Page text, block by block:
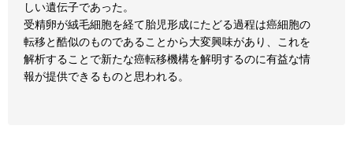
しい遺伝子であった。
受精卵が絨毛細胞を経て胎児形成にたどる過程は癌細胞の
転移と酷似のものであることから大変興味があり、これを
解析することで新たな癌転移機構を解明するのに有益な情
報が提供できるものと思われる。